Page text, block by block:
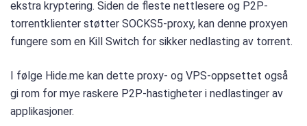
ekstra kryptering. Siden de fleste nettlesere og P2P-
torrentklienter støtter SOCKS5-proxy, kan denne proxyen
fungere som en Kill Switch for sikker nedlasting av torrent.
I følge Hide.me kan dette proxy- og VPS-oppsettet også
gi rom for mye raskere P2P-hastigheter i nedlastinger av
applikasjoner.